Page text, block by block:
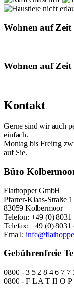
Wohnen auf Zeit
Wohnen auf Zeit
Kontakt
Gerne sind wir auch
einfach.
Montag bis Freitag
auf Sie.
Büro
Flathopper GmbH
Pfarrer-Klaas-Straße 1
83059 Kolbermoor
Telefon: +49 (0) 8031
Telefax: +49 (0) 8031
Email:
Gebührenfreie
0800 - 3 5 2 8 4 6 7 7
0800 - F L A T H O P